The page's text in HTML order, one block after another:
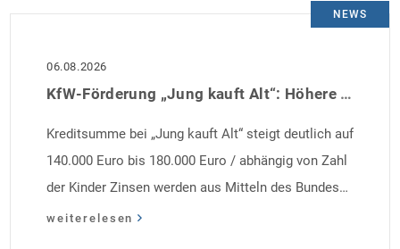
NEWS
06.08.2026
KfW-Förderung „Jung kauft Alt“: Höhere Kredite ab August 2026
Kreditsumme bei „Jung kauft Alt“ steigt deutlich auf
140.000 Euro bis 180.000 Euro / abhängig von Zahl
der Kinder Zinsen werden aus Mitteln des Bundes
verbilligt: Heutiger Zins bei 0,53 Prozent effektiv bei
weiterelesen